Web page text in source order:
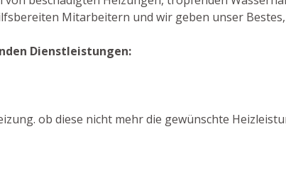
Mitarbeitern und wir geben unser
Dienstleistungen:
ob diese nicht mehr die gewünschte